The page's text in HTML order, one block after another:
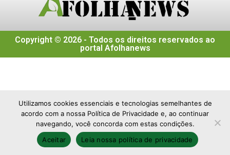
Copyright © 2026 - Todos os direitos reservados ao
portal Afolhanews
Utilizamos cookies essenciais e tecnologias semelhantes de
acordo com a nossa Política de Privacidade e, ao continuar
navegando, você concorda com estas condições.
Aceitar
Leia nossa política de privacidade